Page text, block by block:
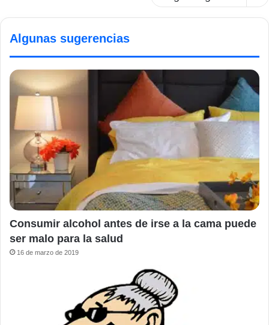
Algunas sugerencias
Consumir alcohol antes de irse a la cama puede
ser malo para la salud
16 de marzo de 2019